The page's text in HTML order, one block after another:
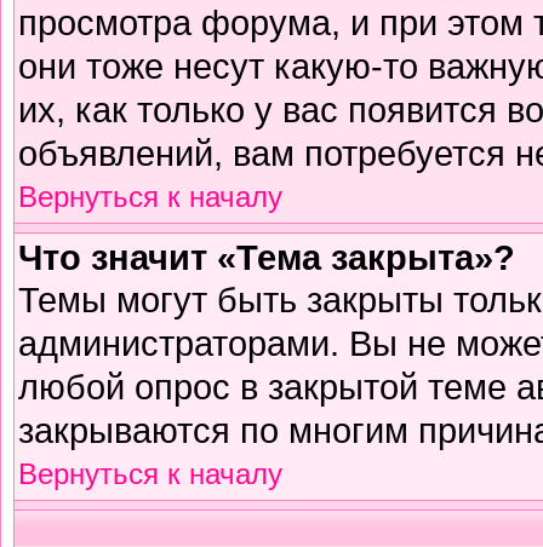
просмотра форума, и при этом
они тоже несут какую-то
их, как только у вас появится
объявлений, вам потребуется
Вернуться к началу
Что значит «Тема закрыта»?
Темы могут быть закрыты
администраторами. Вы не
любой опрос в закрытой теме
закрываются по многим
Вернуться к началу